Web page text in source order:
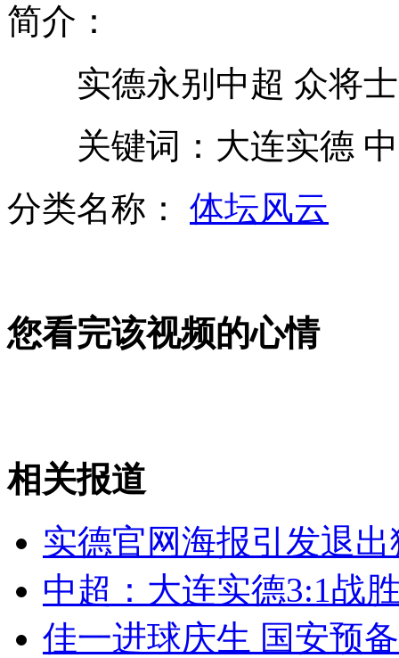
第112届广交会对日出口成交下降超三成
英国开发出简便快捷HIV检测方法
足协称魔兽因比赛少落选全明星赛
学生上课接电话 老师用激光枪击碎
山西运城恶犬咬伤多人 警民合力深夜将其击毙
无痛分娩是否安全 医生回应
外交部：反对强权政治霸凌主义
外交部：有关国家言论片面不公正
简介：
实德永别中超 众将士
关键词：大连实德 中
分类名称： 体坛风云
您看完该视频的心情
相关报道
实德官网海报引发退出
中超：大连实德3:1战
佳一进球庆生 国安预